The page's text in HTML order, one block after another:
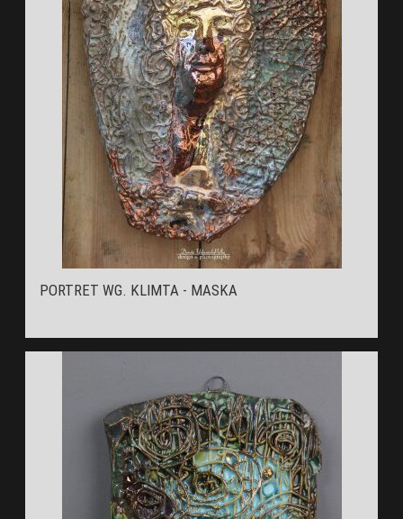
PORTRET WG. KLIMTA - MASKA